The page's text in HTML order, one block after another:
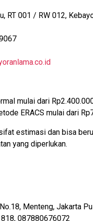
RT 001 / RW 012,
mulai dari
ERACS mulai dari
estimasi dan bisa
yang diperlukan.
Menteng, Jakarta
087880676072